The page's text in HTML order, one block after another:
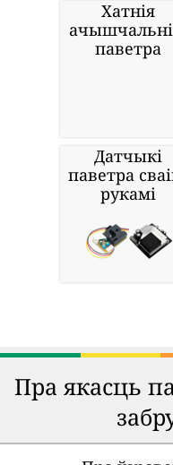
Хатнія
паветра
Датчыкі
паветра
рукамі
Пра якасць